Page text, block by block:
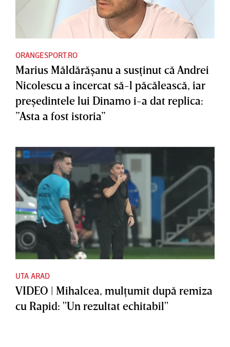
ORANGESPORT.RO
Marius Măldărăşanu a susţinut că Andrei
Nicolescu a încercat să-l păcălească, iar
preşedintele lui Dinamo i-a dat replica:
”Asta a fost istoria”
UTA ARAD
VIDEO | Mihalcea, mulţumit după remiza
cu Rapid: "Un rezultat echitabil"